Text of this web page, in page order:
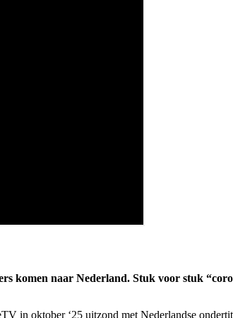
komen naar Nederland. Stuk voor stuk
in oktober ‘25 uitzond met Nederlandse